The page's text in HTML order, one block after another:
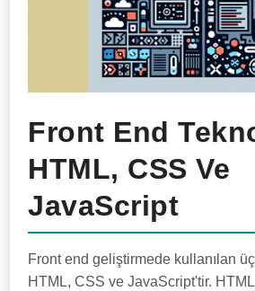
Front End
HTML, CSS Ve
JavaScript
Front end geliştirmede kullanılan
HTML, CSS ve JavaScript'tir.